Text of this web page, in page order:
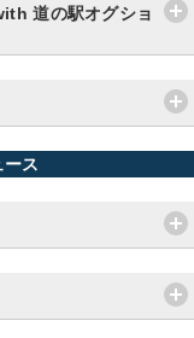
道の駅オグショ
ス